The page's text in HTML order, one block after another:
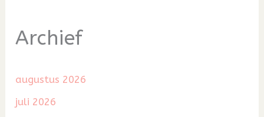
Archief
augustus 2026
juli 2026